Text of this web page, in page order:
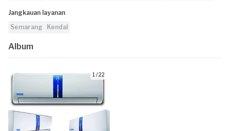
Jangkauan layanan
Semarang
Kendal
Album
1 / 22